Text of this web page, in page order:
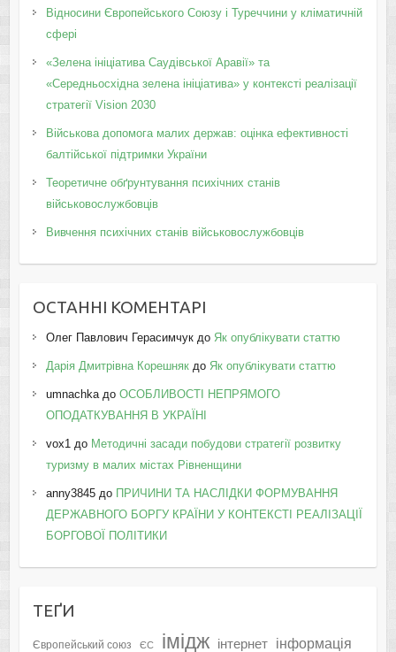
Відносини Європейського Союзу і Туреччини у кліматичній
сфері
«Зелена ініціатива Саудівської Аравії» та
«Середньосхідна зелена ініціатива» у контексті реалізації
стратегії Vision 2030
Військова допомога малих держав: оцінка ефективності
балтійської підтримки України
Теоретичне обґрунтування психічних станів
військовослужбовців
Вивчення психічних станів військовослужбовців
ОСТАННІ КОМЕНТАРІ
Олег Павлович Герасимчукдо Як опублікувати статтю
Дарія Дмитрівна Корешнякдо Як опублікувати статтю
umnachkaдо ОСОБЛИВОСТІ НЕПРЯМОГО
ОПОДАТКУВАННЯ В УКРАЇНІ
vox1до Методичні засади побудови стратегії розвитку
туризму в малих містах Рівненщини
anny3845до ПРИЧИНИ ТА НАСЛІДКИ ФОРМУВАННЯ
ДЕРЖАВНОГО БОРГУ КРАЇНИ У КОНТЕКСТІ РЕАЛІЗАЦІЇ
БОРГОВОЇ ПОЛІТИКИ
ТЕҐИ
Європейський союз ЄС імідж інтернет інформація